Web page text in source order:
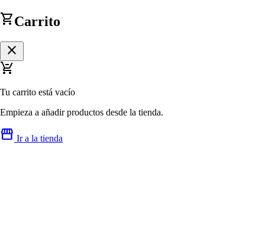
shopping_cartCarrito
close
remove_shopping_cart
Tu carrito está vacío
Empieza a añadir productos desde la tienda.
storefront Ir a la tienda